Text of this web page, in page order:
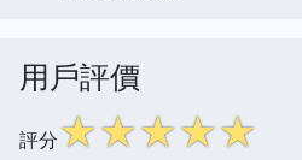
用戶評價
評分☆☆☆☆☆